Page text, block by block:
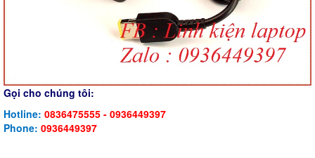
Gọi cho chúng tôi:
Hotline: 0836475555 - 0936449397
Phone: 0936449397